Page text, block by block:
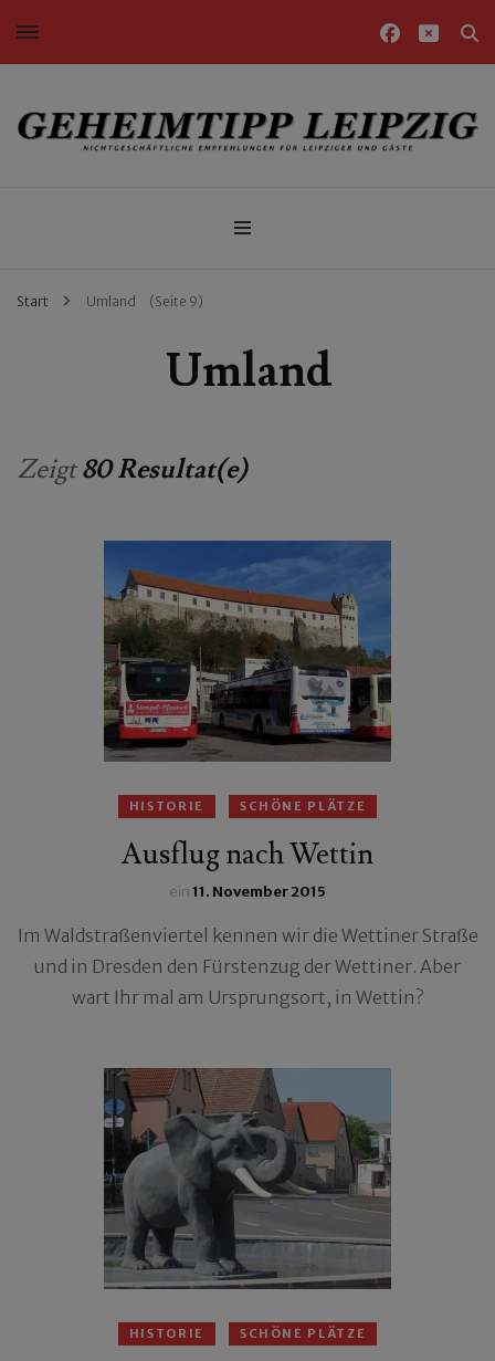
Nichtgeschäftliche Empfehlungen für Leipziger und Gäste
Start Umland (Seite 9)
Umland
Zeigt80 Resultat(e)
HISTORIE SCHÖNE PLÄTZE
Ausflug nach Wettin
ein11. November 2015
Im Waldstraßenviertel kennen wir die Wettiner Straße
und in Dresden den Fürstenzug der Wettiner. Aber
wart Ihr mal am Ursprungsort, in Wettin?
HISTORIE SCHÖNE PLÄTZE